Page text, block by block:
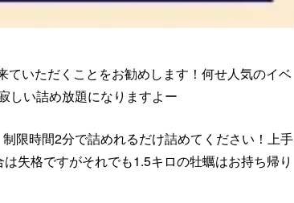
いただくことをお勧めします！何せ人気のイベ
しい詰め放題になりますよー
限時間2分で詰めれるだけ詰めてください！上手
失格ですがそれでも1.5キロの牡蠣はお持ち帰り